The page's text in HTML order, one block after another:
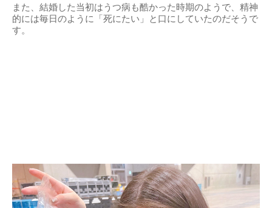
また、結婚した当初はうつ病も酷かった時期のようで、精神
的には毎日のように「死にたい」と口にしていたのだそうで
す。